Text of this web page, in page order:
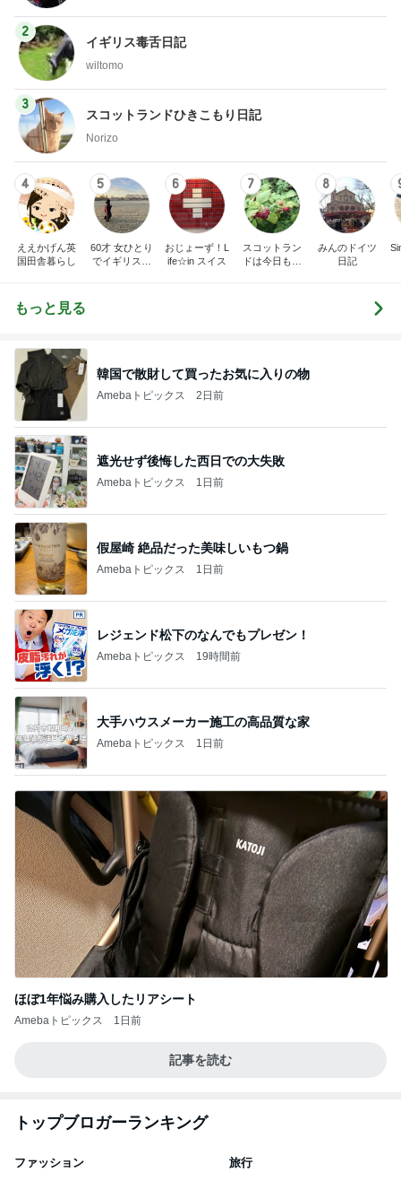
2
イギリス毒舌日記
wiltomo
3
スコットランドひきこもり日記
Norizo
4
ええかげん英
国田舎暮らし
5
60才 女ひとり
でイギリスに
6
おじょーず！L
ife☆in スイス
7
スコットラン
ドは今日も曇
8
みんのドイツ
日記
もっと見る
韓国で散財して買ったお気に入りの物
Amebaトピックス 2日前
遮光せず後悔した西日での大失敗
Amebaトピックス 1日前
假屋崎 絶品だった美味しいもつ鍋
Amebaトピックス 1日前
レジェンド松下のなんでもプレゼン！
Amebaトピックス 19時間前
大手ハウスメーカー施工の高品質な家
Amebaトピックス 1日前
ほぼ1年悩み購入したリアシート
Amebaトピックス 1日前
記事を読む
トップブロガーランキング
ファッション 旅行